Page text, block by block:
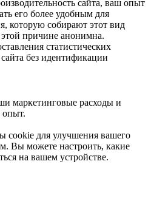
сайта, ваш опыт
его более удобным для
которую собирают этот вид
этой причине анонимна.
статистических
без идентификации
маркетинговые расходы и
опыт.
cookie для улучшения вашего
Вы можете настроить, какие
на вашем устройстве.